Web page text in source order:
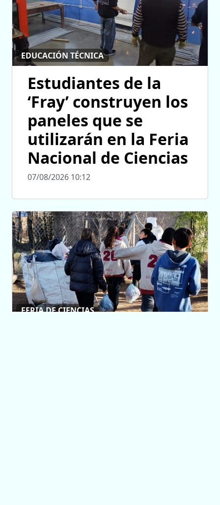
EDUCACIÓN TÉCNICA
Estudiantes de la
‘Fray’ construyen los
paneles que se
utilizarán en la Feria
Nacional de Ciencias
07/08/2026 10:12
FERIA DE CIENCIAS